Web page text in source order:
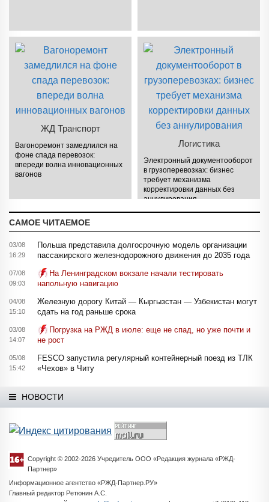
ЖД Транспорт
Вагоноремонт замедлился на
фоне спада перевозок:
впереди волна инновационных
вагонов
Логистика
Электронный документооборот
в грузоперевозках: бизнес
требует механизма
корректировки данных без
аннулирования
САМОЕ ЧИТАЕМОЕ
03/08
16:29
Польша представила долгосрочную модель организации
пассажирского железнодорожного движения до 2035 года
07/08
09:03
На Ленинградском вокзале начали тестировать
напольную навигацию
04/08
15:10
Железную дорогу Китай — Кыргызстан — Узбекистан могут
сдать на год раньше срока
03/08
14:07
Погрузка на РЖД в июле: еще не спад, но уже почти и
не рост
05/08
15:42
FESCO запустила регулярный контейнерный поезд из ТЛК
«Чехов» в Читу
НОВОСТИ
Copyright © 2002-2026 Учредитель ООО «Редакция журнала «РЖД-
Партнер»
Информационное агентство «РЖД-Партнер.РУ»
Главный редактор Ретюнин А.С.